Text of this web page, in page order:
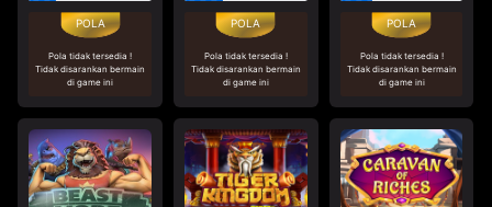
Pola tidak tersedia !
Tidak disarankan bermain
di game ini
Pola tidak tersedia !
Tidak disarankan bermain
di game ini
Pola tidak tersedia !
Tidak disarankan bermain
di game ini